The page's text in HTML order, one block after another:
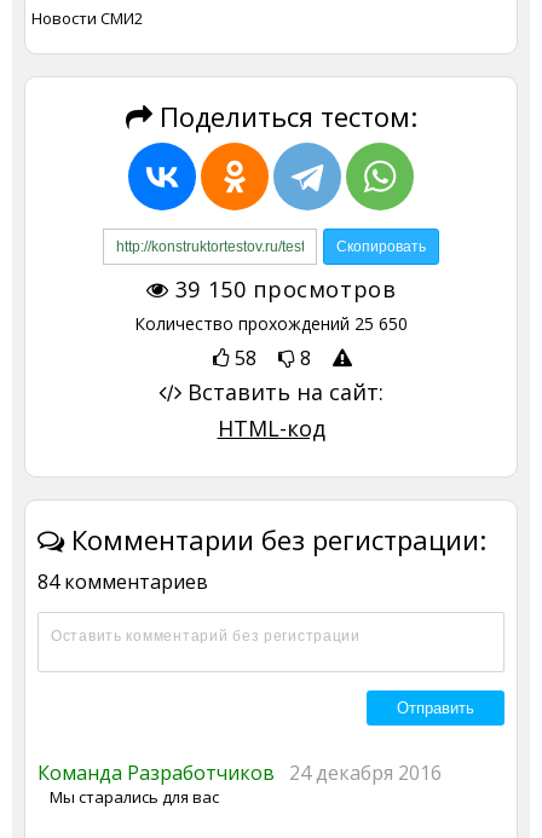
Новости СМИ2
Поделиться тестом:
39 150 просмотров
Количество прохождений 25 650
58 8
Вставить на сайт:
HTML-код
Комментарии без регистрации:
84 комментариев
Команда Разработчиков 24 декабря 2016
Мы старались для вас